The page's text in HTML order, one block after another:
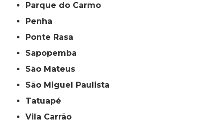
Parque do Carmo
Penha
Ponte Rasa
Sapopemba
São Mateus
São Miguel Paulista
Tatuapé
Vila Carrão